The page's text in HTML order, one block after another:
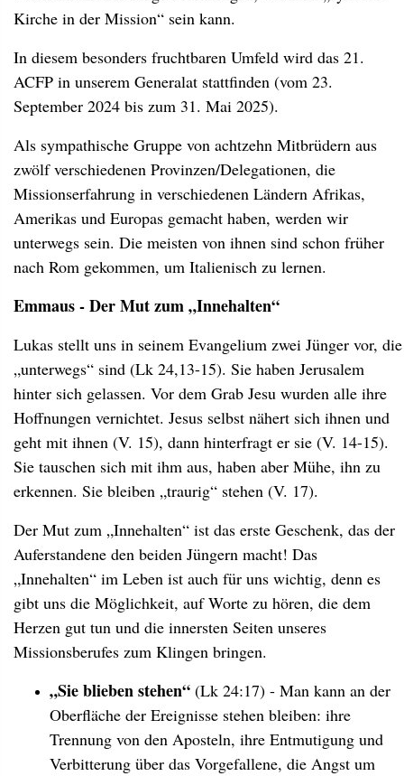
Kirche in der Mission“ sein kann.
In diesem besonders fruchtbaren Umfeld wird das 21.
ACFP in unserem Generalat stattfinden (vom 23.
September 2024 bis zum 31. Mai 2025).
Als sympathische Gruppe von achtzehn Mitbrüdern aus
zwölf verschiedenen Provinzen/Delegationen, die
Missionserfahrung in verschiedenen Ländern Afrikas,
Amerikas und Europas gemacht haben, werden wir
unterwegs sein. Die meisten von ihnen sind schon früher
nach Rom gekommen, um Italienisch zu lernen.
Emmaus - Der Mut zum „Innehalten“
Lukas stellt uns in seinem Evangelium zwei Jünger vor, die
„unterwegs“ sind (Lk 24,13-15). Sie haben Jerusalem
hinter sich gelassen. Vor dem Grab Jesu wurden alle ihre
Hoffnungen vernichtet. Jesus selbst nähert sich ihnen und
geht mit ihnen (V. 15), dann hinterfragt er sie (V. 14-15).
Sie tauschen sich mit ihm aus, haben aber Mühe, ihn zu
erkennen. Sie bleiben „traurig“ stehen (V. 17).
Der Mut zum „Innehalten“ ist das erste Geschenk, das der
Auferstandene den beiden Jüngern macht! Das
„Innehalten“ im Leben ist auch für uns wichtig, denn es
gibt uns die Möglichkeit, auf Worte zu hören, die dem
Herzen gut tun und die innersten Seiten unseres
Missionsberufes zum Klingen bringen.
„Sie blieben stehen“ (Lk 24:17) - Man kann an der
Oberfläche der Ereignisse stehen bleiben: ihre
Trennung von den Aposteln, ihre Entmutigung und
Verbitterung über das Vorgefallene, die Angst um